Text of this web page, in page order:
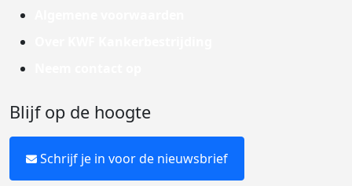
Blijf op de hoogte
Schrijf je in voor de nieuwsbrief